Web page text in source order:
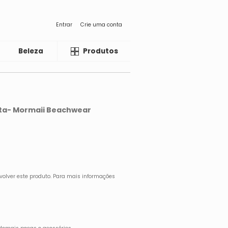
Entrar Crie uma conta
Beleza LiquidaProdutos
Mormaii Beachwear
este produto. Para mais informações